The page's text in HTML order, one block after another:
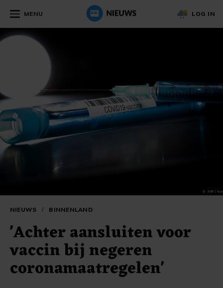
MENU LOG IN
NIEUWS / BINNENLAND
'Achter aansluiten voor
vaccin bij negeren
coronamaatregelen'